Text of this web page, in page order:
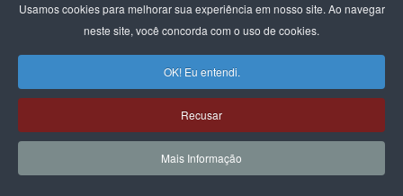
Usamos cookies para melhorar sua experiência em nosso site. Ao navegar
neste site, você concorda com o uso de cookies.
OK! Eu entendi.
Recusar
Mais Informação